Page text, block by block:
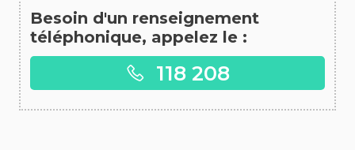
Besoin d'un renseignement
téléphonique, appelez le :
118 208